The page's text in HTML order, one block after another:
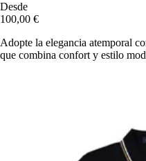
Desde
100,00 €
Adopte la elegancia atemporal
que combina confort y estilo